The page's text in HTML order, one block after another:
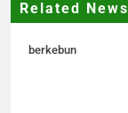
Related News
berkebun